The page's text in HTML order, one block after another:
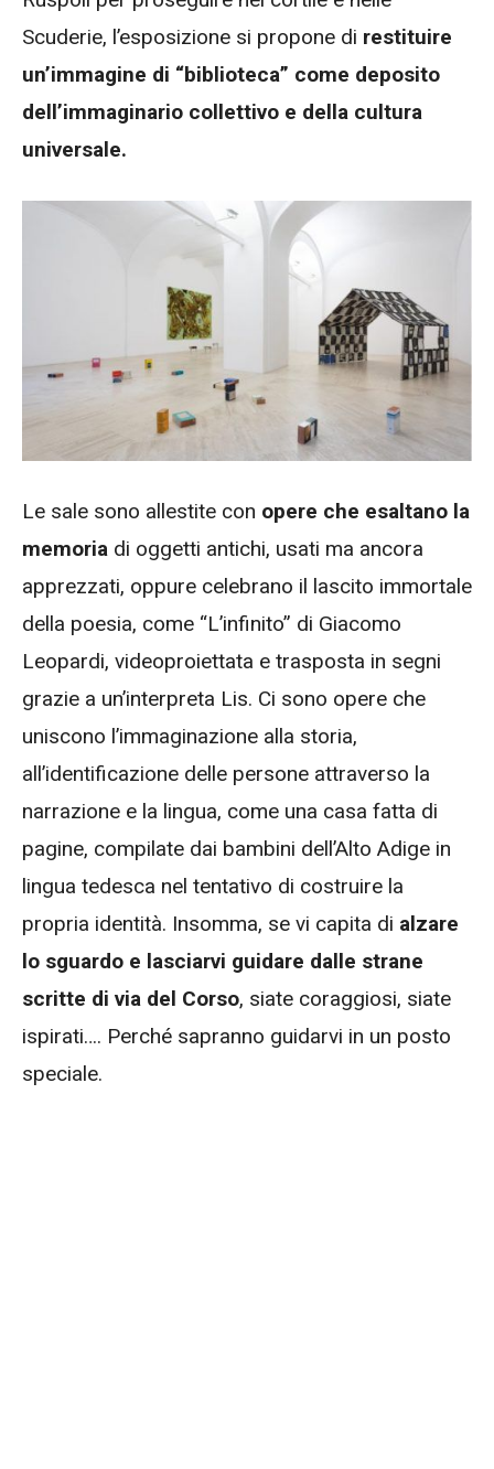
Scuderie, l’esposizione si propone di restituire
un’immagine di “biblioteca” come deposito
dell’immaginario collettivo e della cultura
universale.
Le sale sono allestite con opere che esaltano la
memoria di oggetti antichi, usati ma ancora
apprezzati, oppure celebrano il lascito immortale
della poesia, come “L’infinito” di Giacomo
Leopardi, videoproiettata e trasposta in segni
grazie a un’interpreta Lis. Ci sono opere che
uniscono l’immaginazione alla storia,
all’identificazione delle persone attraverso la
narrazione e la lingua, come una casa fatta di
pagine, compilate dai bambini dell’Alto Adige in
lingua tedesca nel tentativo di costruire la
propria identità. Insomma, se vi capita di alzare
lo sguardo e lasciarvi guidare dalle strane
scritte di via del Corso, siate coraggiosi, siate
ispirati…. Perché sapranno guidarvi in un posto
speciale.